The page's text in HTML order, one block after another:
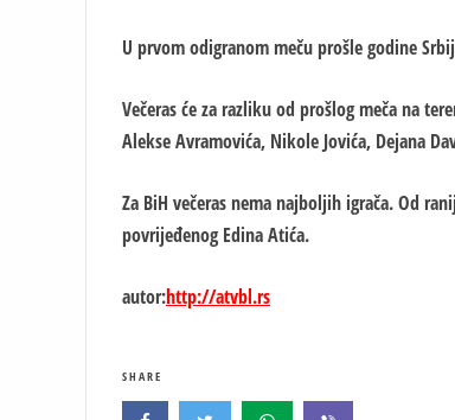
U prvom odigranom meču prošle godine
Večeras će za razliku od prošlog meča na
Alekse Avramovića, Nikole Jovića, Dejana
Za BiH večeras nema najboljih igrača. Od
povrijeđenog Edina Atića.
autor:http://atvbl.rs
SHARE